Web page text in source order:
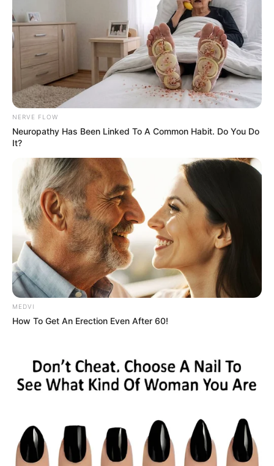
NERVE FLOW
Neuropathy Has Been Linked To A Common Habit. Do You Do
It?
MEDVI
How To Get An Erection Even After 60!